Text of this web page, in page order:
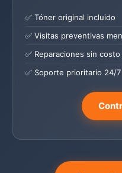
✅ Tóner original incluido
✅ Visitas preventivas
✅ Reparaciones sin costo
✅ Soporte prioritario 24/7